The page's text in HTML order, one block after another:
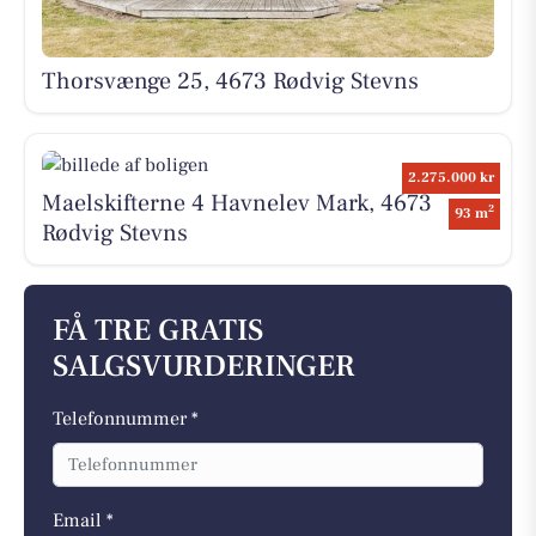
Thorsvænge 25, 4673 Rødvig Stevns
2.275.000 kr
93 m2
Maelskifterne 4 Havnelev Mark, 4673
Rødvig Stevns
FÅ TRE GRATIS
SALGSVURDERINGER
Telefonnummer *
Email *